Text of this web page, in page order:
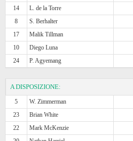
14 L. de la Torre
8
S. Berhalter
17
Malik Tillman
10
Diego Luna
24
P. Agyemang
A DISPOSIZIONE:
5 W. Zimmerman
23
Brian White
22
Mark McKenzie